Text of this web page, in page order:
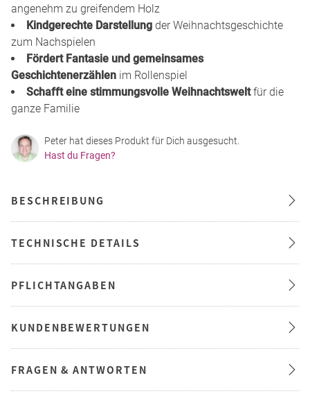
angenehm zu greifendem Holz
Kindgerechte Darstellung der Weihnachtsgeschichte
zum Nachspielen
Fördert Fantasie und gemeinsames
Geschichtenerzählen im Rollenspiel
Schafft eine stimmungsvolle Weihnachtsweltfür die
ganze Familie
Peter hat dieses Produkt für Dich ausgesucht.
Hast du Fragen?
BESCHREIBUNG
TECHNISCHE DETAILS
PFLICHTANGABEN
KUNDENBEWERTUNGEN
FRAGEN & ANTWORTEN